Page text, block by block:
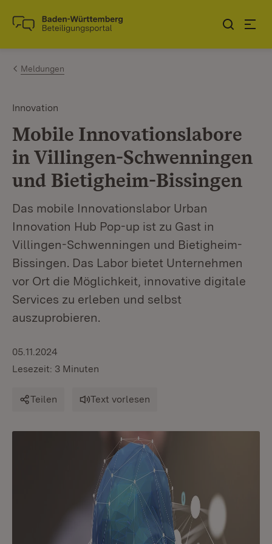
Zum Inhalt springen
Link zur Startseite
Meldungen
Innovation
Mobile Innovationslabore
in Villingen-Schwenningen
und Bietigheim-Bissingen
Das mobile Innovationslabor Urban
Innovation Hub Pop-up ist zu Gast in
Villingen-Schwenningen und Bietigheim-
Bissingen. Das Labor bietet Unternehmen
vor Ort die Möglichkeit, innovative digitale
Services zu erleben und selbst
auszuprobieren.
05.11.2024
Lesezeit: 3 Minuten
Teilen Text vorlesen